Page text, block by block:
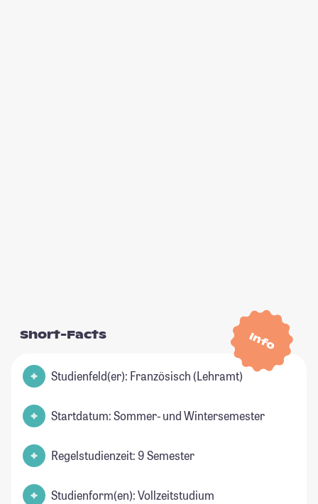
Info
Short-Facts
Studienfeld(er): Französisch (Lehramt)
Startdatum: Sommer- und Wintersemester
Regelstudienzeit: 9 Semester
Studienform(en): Vollzeitstudium